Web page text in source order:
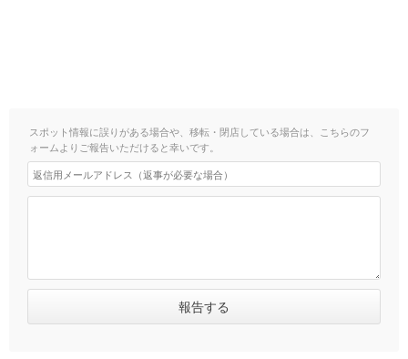
スポット情報に誤りがある場合や、移転・閉店している場合は、こちらのフ
ォームよりご報告いただけると幸いです。